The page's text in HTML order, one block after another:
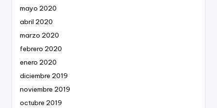
mayo 2020
abril 2020
marzo 2020
febrero 2020
enero 2020
diciembre 2019
noviembre 2019
octubre 2019